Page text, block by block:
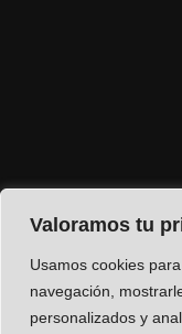
Valoramos tu
Usamos cookies
navegación,
personalizados y